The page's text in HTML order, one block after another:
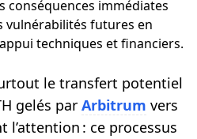
conséquences immédiates
vulnérabilités futures en
techniques et financiers.
le transfert potentiel
gelés par Arbitrum vers
l’attention : ce processus